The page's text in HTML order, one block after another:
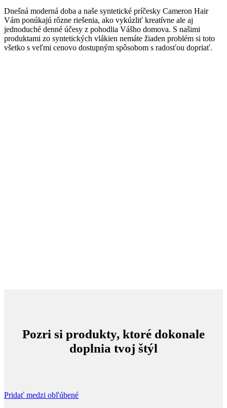
Dnešná moderná doba a naše syntetické príčesky Cameron Hair
Vám ponúkajú rôzne riešenia, ako vykúzliť kreatívne ale aj
jednoduché denné účesy z pohodlia Vášho domova. S našimi
produktami zo syntetických vlákien nemáte žiaden problém si toto
všetko s veľmi cenovo dostupným spôsobom s radosťou dopriať.
Pozri si produkty, ktoré dokonale
doplnia tvoj štýl
Pridať medzi obľúbené